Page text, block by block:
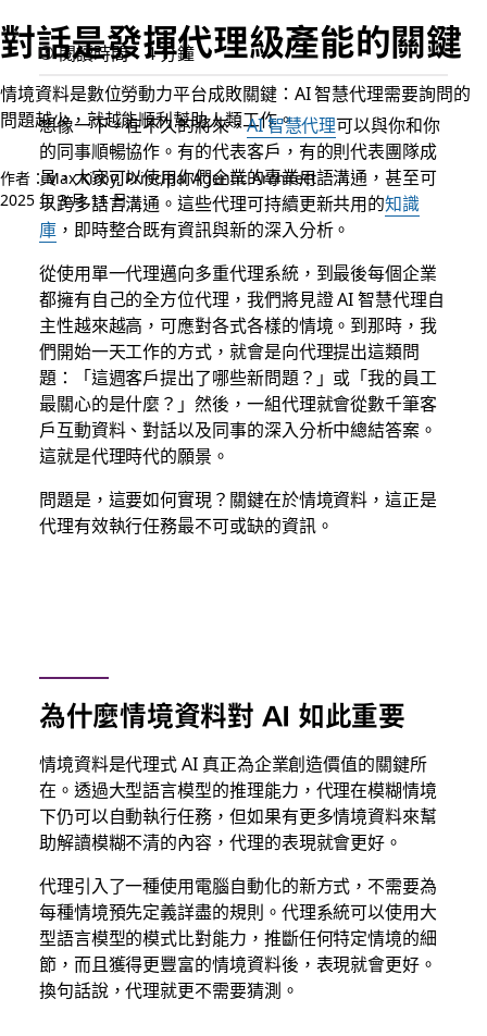
對話是發揮代理級產能的關鍵
情境資料是數位勞動力平台成敗關鍵：AI 智慧代理需要詢問的
問題越少，就越能順利幫助人類工作。
作者：Max Kirby, Principal Agentic Architect
2025 年 3 月 11 日
閱讀時間：4 分鐘
想像一下，在不久的將來，AI 智慧代理可以與你和你
的同事順暢協作。有的代表客戶，有的則代表團隊成
員，大家可以使用你們企業的專業用語溝通，甚至可
以跨多語言溝通。這些代理可持續更新共用的知識
庫，即時整合既有資訊與新的深入分析。
從使用單一代理邁向多重代理系統，到最後每個企業
都擁有自己的全方位代理，我們將見證 AI 智慧代理自
主性越來越高，可應對各式各樣的情境。到那時，我
們開始一天工作的方式，就會是向代理提出這類問
題：「這週客戶提出了哪些新問題？」或「我的員工
最關心的是什麼？」然後，一組代理就會從數千筆客
戶互動資料、對話以及同事的深入分析中總結答案。
這就是代理時代的願景。
問題是，這要如何實現？關鍵在於情境資料，這正是
代理有效執行任務最不可或缺的資訊。
為什麼情境資料對 AI 如此重要
情境資料是代理式 AI 真正為企業創造價值的關鍵所
在。透過大型語言模型的推理能力，代理在模糊情境
下仍可以自動執行任務，但如果有更多情境資料來幫
助解讀模糊不清的內容，代理的表現就會更好。
代理引入了一種使用電腦自動化的新方式，不需要為
每種情境預先定義詳盡的規則。代理系統可以使用大
型語言模型的模式比對能力，推斷任何特定情境的細
節，而且獲得更豐富的情境資料後，表現就會更好。
換句話說，代理就更不需要猜測。